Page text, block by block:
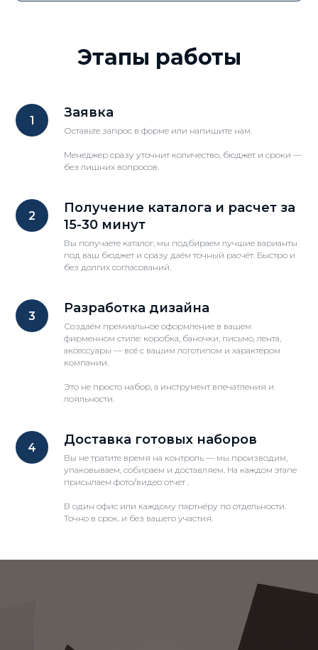
Этапы работы
Заявка
Оставьте запрос в форме или напишите нам.
Менеджер сразу уточнит количество, бюджет и сроки —
без лишних вопросов.
Получение каталога и расчет за
15-30 минут
Вы получаете каталог, мы подбираем лучшие варианты
под ваш бюджет и сразу даём точный расчёт. Быстро и
без долгих согласований.
Разработка дизайна
Создаём премиальное оформление в вашем
фирменном стиле: коробка, баночки, письмо, лента,
аксессуары — всё с вашим логотипом и характером
компании.
Это не просто набор, а инструмент впечатления и
лояльности.
Доставка готовых наборов
Вы не тратите время на контроль — мы производим,
упаковываем, собираем и доставляем. На каждом этапе
присылаем фото/видео отчет .
В один офис или каждому партнёру по отдельности.
Точно в срок. и без вашего участия.